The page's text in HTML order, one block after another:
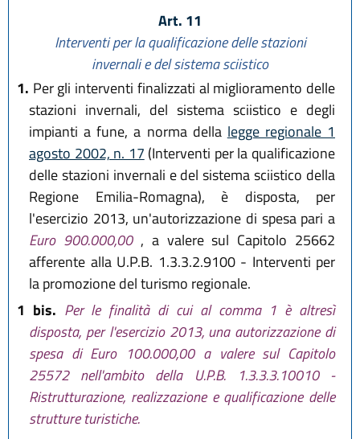
Art. 11
Interventi per la qualificazione delle stazioni
invernali e del sistema sciistico
1. Per gli interventi finalizzati al miglioramento delle
stazioni invernali, del sistema sciistico e degli
impianti a fune, a norma della legge regionale 1
agosto 2002, n. 17 (Interventi per la qualificazione
delle stazioni invernali e del sistema sciistico della
Regione Emilia-Romagna), è disposta, per
l'esercizio 2013, un'autorizzazione di spesa pari a
Euro 900.000,00 , a valere sul Capitolo 25662
afferente alla U.P.B. 1.3.3.2.9100 - Interventi per
la promozione del turismo regionale.
1 bis. Per le finalità di cui al comma 1 è altresì
disposta, per l'esercizio 2013, una autorizzazione di
spesa di Euro 100.000,00 a valere sul Capitolo
25572 nell'ambito della U.P.B. 1.3.3.3.10010 -
Ristrutturazione, realizzazione e qualificazione delle
strutture turistiche.